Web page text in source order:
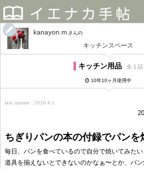
kanayon.m さん
キッチンスペース
キッチン用品 全 1 話
10年10ヶ月使用中
last update : 2016.4.1
ちぎりパンの本の付録でパンを
毎日、パンを食べているので自分で焼いてみたい
道具を揃えないとできないのかなぁ〜とか、パ